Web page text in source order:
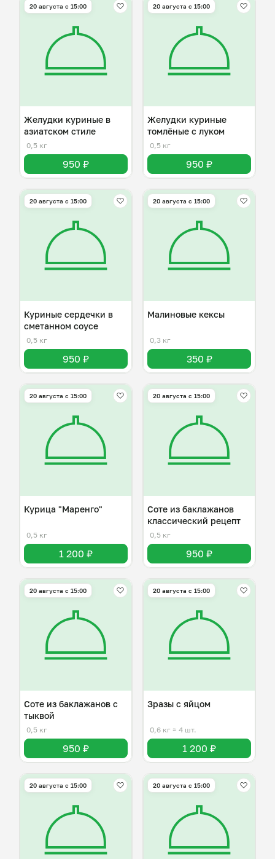
20 августа с 15:00
Желудки куриные в
азиатском стиле
0,5 кг
950 ₽
20 августа с 15:00
Желудки куриные
томлёные с луком
0,5 кг
950 ₽
20 августа с 15:00
Куриные сердечки в
сметанном соусе
0,5 кг
950 ₽
20 августа с 15:00
Малиновые кексы
0,3 кг
350 ₽
20 августа с 15:00
Курица "Маренго"
0,5 кг
1 200 ₽
20 августа с 15:00
Соте из баклажанов
классический рецепт
0,5 кг
950 ₽
20 августа с 15:00
Соте из баклажанов с
тыквой
0,5 кг
950 ₽
20 августа с 15:00
Зразы с яйцом
0,6 кг ≈ 4 шт.
1 200 ₽
20 августа с 15:00 20 августа с 15:00